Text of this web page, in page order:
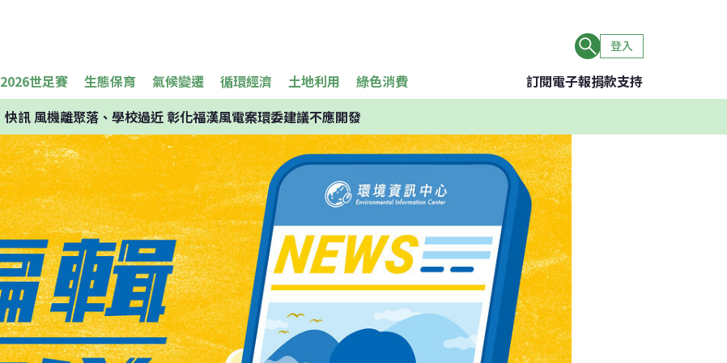
登入
2026世足賽 生態保育 氣候變遷 循環經濟 土地利用 綠色消費 訂閱電子報捐款支持
快訊風機離聚落、學校過近 彰化福漢風電案環委建議不應開發